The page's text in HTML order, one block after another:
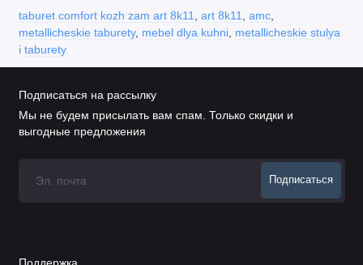
taburet comfort kozh zam art 8k11, art 8k11, amc,
metallicheskie taburety, mebel dlya kuhni, metallicheskie stulya
i taburety
Подписаться на рассылку
Мы не будем присылать вам спам. Только скидки и
выгодные предложения
Подписаться